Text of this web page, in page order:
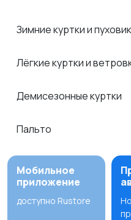
Зимние куртки и
Лёгкие куртки и
Демисезонные куртки
Пальто
Мобильное
приложение
доступно Rustore